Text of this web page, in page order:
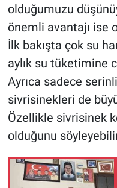
olduğumuzu
önemli avantajı ise
İlk bakışta çok su
aylık su tüketimine
Ayrıca sadece
sivrisinekleri de
Özellikle sivrisinek
olduğunu